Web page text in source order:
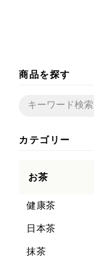
商品を探す
カテゴリー
お茶
健康茶
日本茶
抹茶